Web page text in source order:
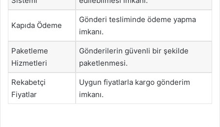
Kapıda Ödeme
Gönderi tesliminde ödeme yapma
imkanı.
Paketleme
Hizmetleri
Gönderilerin güvenli bir şekilde
paketlenmesi.
Rekabetçi
Fiyatlar
Uygun fiyatlarla kargo gönderim
imkanı.